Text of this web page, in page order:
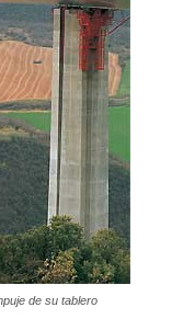
de su tablero